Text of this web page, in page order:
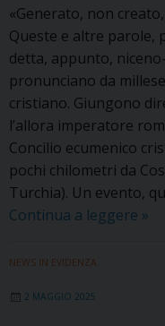
nella
e
nella
«Generato, non
Queste e altre parole,
detta, appunto,
pronunciano da
cristiano. Giungono
l’allora imperatore
Concilio ecumenico
pochi chilometri da
Turchia). Un evento,
Continua a leggere A
»
NEWS IN EVIDENZA
2 MAGGIO 2025